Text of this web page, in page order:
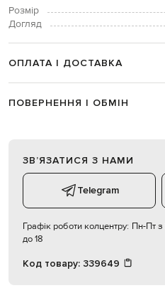
Розмір
Догляд
ОПЛАТА І ДОСТАВКА
ПОВЕРНЕННЯ І ОБМІН
ЗВʼЯЗАТИСЯ З НАМИ
Telegram
Графік роботи колцентру: Пн-Пт з
до 18
Код товару: 339649